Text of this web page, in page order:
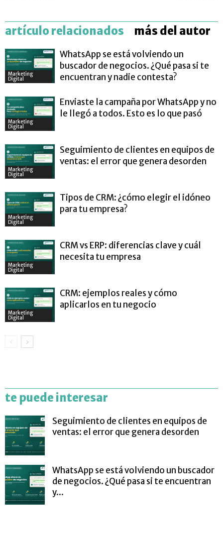
artículo relacionados más del autor
Marketing
Digital
WhatsApp se está volviendo un
buscador de negocios. ¿Qué pasa si te
encuentran y nadie contesta?
Marketing
Digital
Enviaste la campaña por WhatsApp y no
le llegó a todos. Esto es lo que pasó
Marketing
Digital
Seguimiento de clientes en equipos de
ventas: el error que genera desorden
Marketing
Digital
Tipos de CRM: ¿cómo elegir el idóneo
para tu empresa?
Marketing
Digital
CRM vs ERP: diferencias clave y cuál
necesita tu empresa
Marketing
Digital
CRM: ejemplos reales y cómo
aplicarlos en tu negocio
te puede interesar
Seguimiento de clientes en equipos de
ventas: el error que genera desorden
WhatsApp se está volviendo un buscador
de negocios. ¿Qué pasa si te encuentran
y...